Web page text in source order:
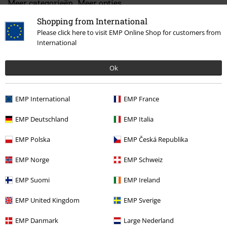
Shopping from International
Please click here to visit EMP Online Shop for customers from
International
Ok
EMP International EMP France
EMP Deutschland EMP Italia
EMP Polska EMP Česká Republika
EMP Norge EMP Schweiz
EMP Suomi EMP Ireland
EMP United Kingdom EMP Sverige
EMP Danmark Large Nederland
Meer categorieën. Meer opties.
Gothic Media Cd's
Sale % Media CDs
Band Merch Top Bands Eisbrecher Cd's
Band Merch Media
Meld je aan en ontvang een code voor 15%
korting!